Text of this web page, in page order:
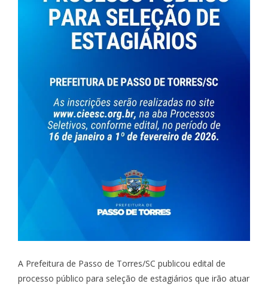
A Prefeitura de Passo de Torres/SC publicou edital de
processo público para seleção de estagiários que irão atuar